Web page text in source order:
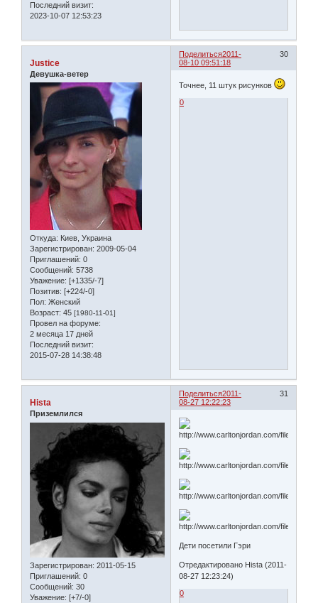
Последний визит:
2023-10-07 12:53:23
Поделиться 30
2011-
08-10 09:51:18
Justice
Девушка-ветер
Откуда: Киев, Украина
Зарегистрирован: 2009-05-04
Приглашений: 0
Сообщений: 5738
Уважение: [+1335/-7]
Позитив: [+224/-0]
Пол: Женский
Возраст: 45 [1980-11-01]
Провел на форуме:
2 месяца 17 дней
Последний визит:
2015-07-28 14:38:48
Точнее, 11 штук рисунков
0
Поделиться 31
2011-
08-27 12:22:23
Hista
Приземлился
Зарегистрирован: 2011-05-15
Приглашений: 0
Сообщений: 30
Уважение: [+7/-0]
Дети посетили Гэри
Отредактировано Hista (2011-
08-27 12:23:24)
0